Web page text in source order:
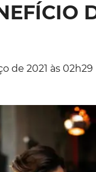
de 2021 às 02h29